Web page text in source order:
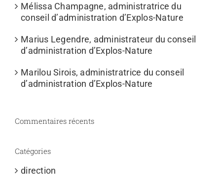
Mélissa Champagne, administratrice du
conseil d’administration d’Explos-Nature
Marius Legendre, administrateur du conseil
d’administration d’Explos-Nature
Marilou Sirois, administratrice du conseil
d’administration d’Explos-Nature
Commentaires récents
Catégories
direction